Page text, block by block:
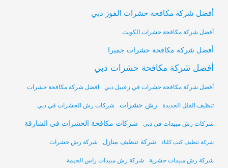
أفضل شركة مكافحة حشرات القوز دبي
أفضل شركة مكافحة حشرات الكويت
أفضل شركة مكافحة حشرات جميرا
أفضل شركة مكافحة حشرات دبي
أفضل شركة مكافحة حشرات في زعبيل دبي افضل شركة مكافحة حشرات
تنظيف الفلل الجديدة رش حشرات شركات رش الحشرات في دبي
شركات رش مبيدات في دبي شركات مكافحة الحشرات في الشارقة
شركة تنظيف كنب كلباء شركة تنظيف منازل شركة رش حشرات
شركة رش مبيدات حشرية شركة رش مبيدات راس الخيمة